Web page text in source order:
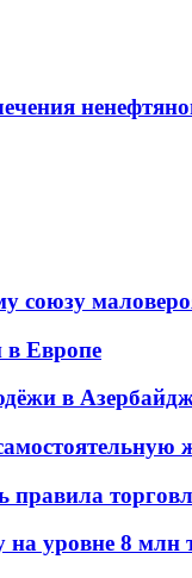
союзу
в Европе
в
правила
уровне 8 млн